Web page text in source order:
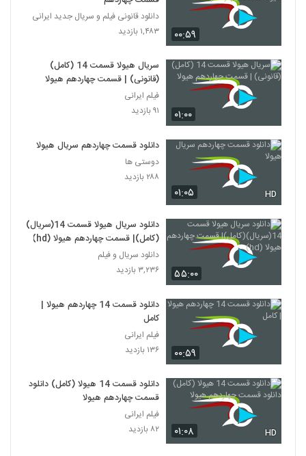
۰۰:۵۹
دانلود قانونی فیلم و سریال جدید ایرانی
۱,۴۸۳ بازدید
۰۱:۰۰
سریال هیولا قسمت 14 (کامل)
(قانونی) | قسمت چهاردهم هیولا
فیلم ایرانی
۹۱ بازدید
۰۱:۰۵ HD
دانلود قسمت چهاردهم سریال هیولا
دوستی ها
۲۸۸ بازدید
۵۵:۰۰
دانلود سریال هیولا قسمت 14(سریال)
(کامل)| قسمت چهاردهم هیولا (hd)
دانلود سریال و فیلم
۳,۲۳۶ بازدید
۰۰:۵۹
دانلود قسمت 14 چهاردهم هیولا |
کامل
فیلم ایرانی
۱۳۶ بازدید
۰۱:۰۸ HD
دانلود قسمت 14 هیولا (کامل) دانلود
قسمت چهاردهم هیولا
فیلم ایرانی
۸۲ بازدید